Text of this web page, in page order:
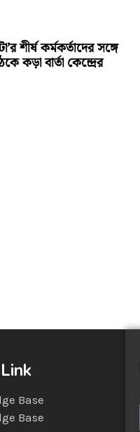
শীর্ষ কর্মকর্তাদের সঙ্গে
কড়া বার্তা কেন্দ্রের
Base
Base